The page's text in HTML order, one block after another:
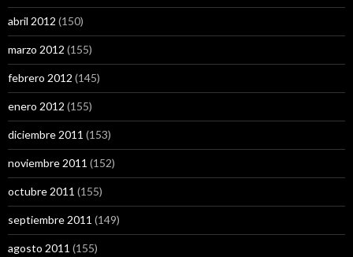
abril 2012 (150)
marzo 2012 (155)
febrero 2012 (145)
enero 2012 (155)
diciembre 2011 (153)
noviembre 2011 (152)
octubre 2011 (155)
septiembre 2011 (149)
agosto 2011 (155)